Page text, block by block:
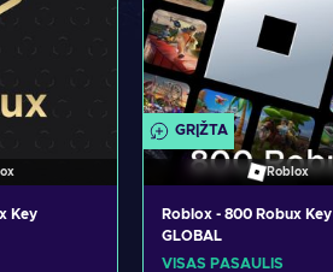
Key
GRĮŽTA
Roblox
Roblox - 800 Robux Key
GLOBAL
VISAS PASAULIS